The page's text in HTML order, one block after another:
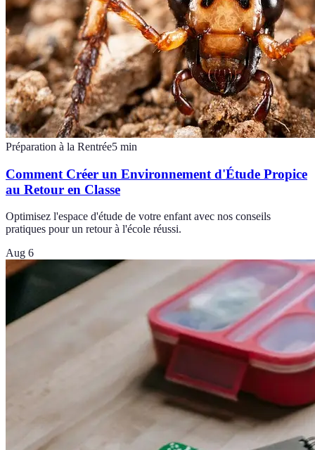
Préparation à la Rentrée5 min
Comment Créer un Environnement d'Étude Propice
au Retour en Classe
Optimisez l'espace d'étude de votre enfant avec nos conseils
pratiques pour un retour à l'école réussi.
Aug 6